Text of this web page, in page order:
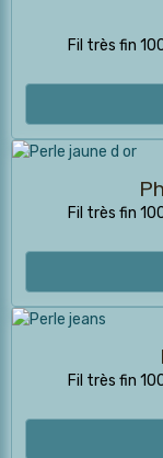
Fil très fin
Fil très fin
Fil très fin